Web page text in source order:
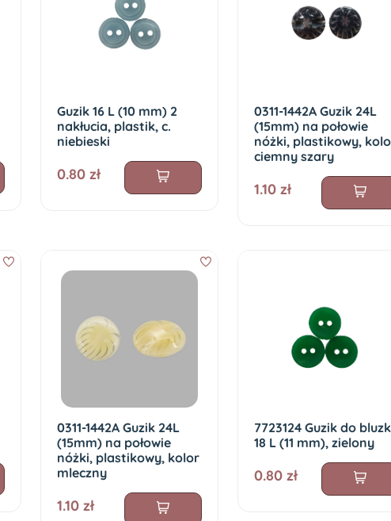
Guzik 16 L (10 mm) 2
nakłucia, plastik, c.
niebieski
0.80 zł
0311-1442A Guzik 24L
(15mm) na połowie
nóżki, plastikowy,
ciemny szary
1.10 zł
0311-1442A Guzik 24L
(15mm) na połowie
nóżki, plastikowy, kolor
mleczny
1.10 zł
7723124 Guzik do
18 L (11 mm), zielony
0.80 zł